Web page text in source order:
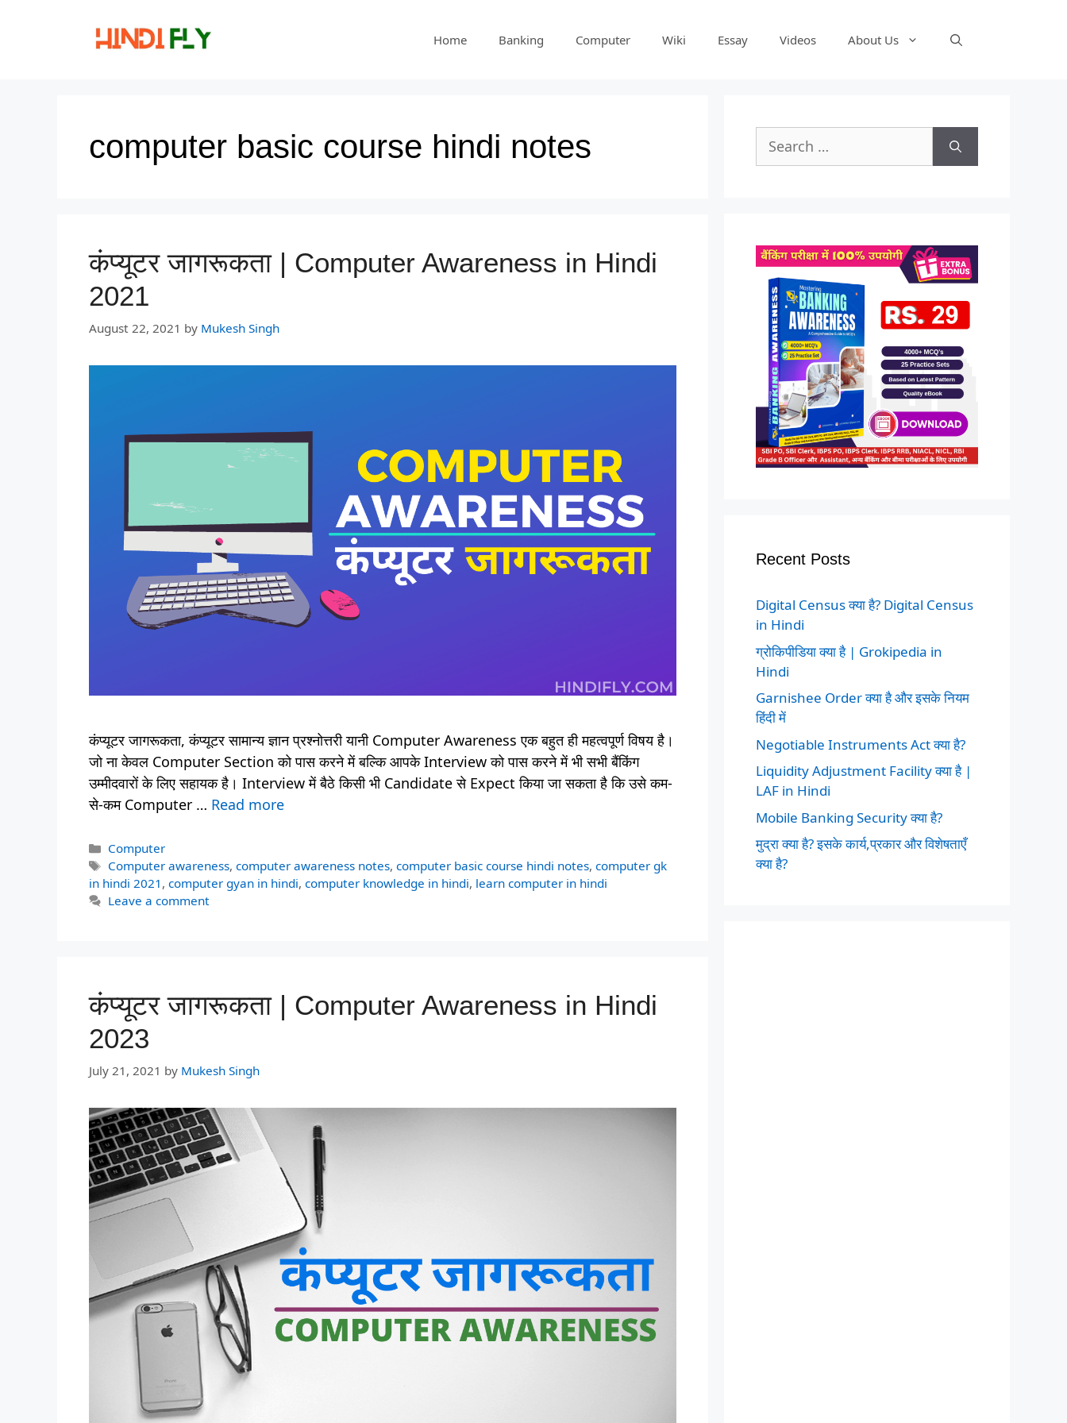
Home Banking Computer Wiki Essay Videos About Us
computer basic course hindi notes
कंप्यूटर जागरूकता | Computer Awareness in Hindi
2021
August 22, 2021 by Mukesh Singh
कंप्यूटर जागरूकता, कंप्यूटर सामान्य ज्ञान प्रश्नोत्तरी यानी Computer Awareness एक बहुत ही महत्वपूर्ण विषय है।
जो ना केवल Computer Section को पास करने में बल्कि आपके Interview को पास करने में भी सभी बैंकिंग
उम्मीदवारों के लिए सहायक है। Interview में बैठे किसी भी Candidate से Expect किया जा सकता है कि उसे कम-
से-कम Computer … Read more
Categories
Computer
Tags
Computer awareness,computer awareness notes,computer basic course hindi notes,computer gk
in hindi 2021 , computer gyan in hindi, computer knowledge in hindi, learn computer in hindi
Leave a comment
कंप्यूटर जागरूकता | Computer Awareness in Hindi
2023
July 21, 2021 by Mukesh Singh
for:
Recent Posts
Digital Census क्या है? Digital Census
in Hindi
ग्रोकिपीडिया क्या है | Grokipedia in
Hindi
Garnishee Order क्या है और इसके नियम
हिंदी में
Negotiable Instruments Act क्या है?
Liquidity Adjustment Facility क्या है |
LAF in Hindi
Mobile Banking Security क्या है?
मुद्रा क्या है? इसके कार्य,प्रकार और विशेषताएँ
क्या है?